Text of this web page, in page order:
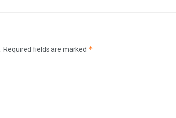
Required fields are marked *